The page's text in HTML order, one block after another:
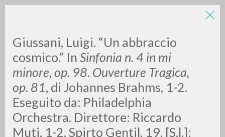
Giussani, Luigi. “Un abbraccio
cosmico.” In Sinfonia n. 4 in mi
minore, op. 98. Ouverture Tragica,
op. 81, di Johannes Brahms, 1-2.
Eseguito da: Philadelphia
Orchestra. Direttore: Riccardo
Muti, 1-2. Spirto Gentil, 19. [S.l.]:
RICERCA AVANZATA »